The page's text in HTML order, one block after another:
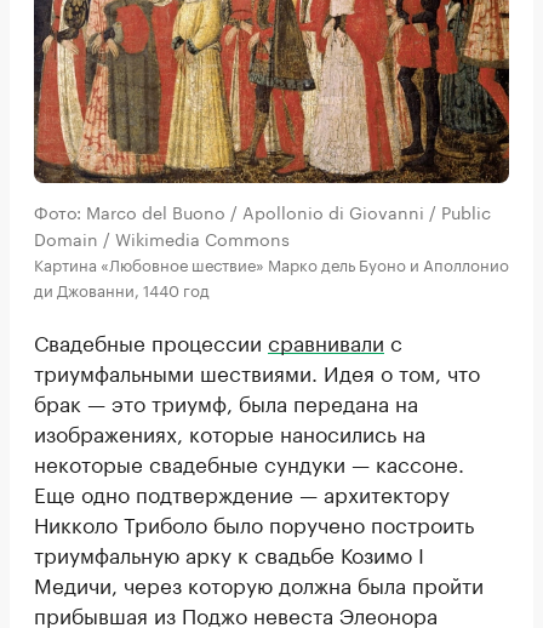
Фото: Marco del Buono / Apollonio di Giovanni / Public
Domain / Wikimedia Commons
Картина «Любовное шествие» Марко дель Буоно и Аполлонио
ди Джованни, 1440 год
Свадебные процессии сравнивали с
триумфальными шествиями. Идея о том, что
брак — это триумф, была передана на
изображениях, которые наносились на
некоторые свадебные сундуки — кассоне.
Еще одно подтверждение — архитектору
Никколо Триболо было поручено построить
триумфальную арку к свадьбе Козимо I
Медичи, через которую должна была пройти
прибывшая из Поджо невеста Элеонора